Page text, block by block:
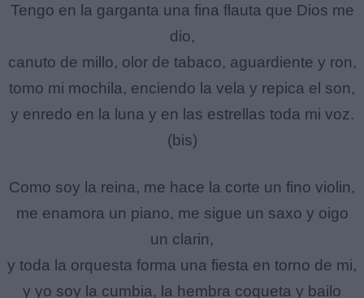
Tengo en la garganta una fina flauta que Dios me
dio,
canuto de millo, olor de tabaco, aguardiente y ron,
tomo mi mochila, enciendo la vela y repica el son,
y enredo en la luna y en las estrellas toda mi voz.
(bis)
Como soy la reina, me hace la corte un fino violin,
me enamora un piano, me sigue un saxo y oigo
un clarin,
y toda la orquesta forma una fiesta en torno de mi,
y yo soy la cumbia, la hembra coqueta y bailo